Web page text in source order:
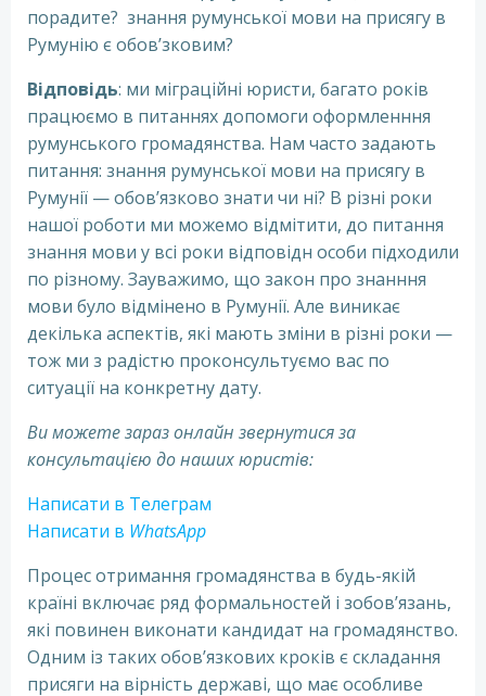
порадите? знання румунської мови на присягу в
Румунію є обов’зковим?
Відповідь: ми міграційні юристи, багато років
працюємо в питаннях допомоги оформленння
румунського громадянства. Нам часто задають
питання: знання румунської мови на присягу в
Румунії — обов’язково знати чи ні? В різні роки
нашої роботи ми можемо відмітити, до питання
знання мови у всі роки відповідн особи підходили
по різному. Зауважимо, що закон про знанння
мови було відмінено в Румунії. Але виникає
декілька аспектів, які мають зміни в різні роки —
тож ми з радістю проконсультуємо вас по
ситуації на конкретну дату.
Ви можете зараз онлайн звернутися за
консультацією до наших юристів:
Написати в Телеграм
Написати в WhatsApp
Процес отримання громадянства в будь-якій
країні включає ряд формальностей і зобов’язань,
які повинен виконати кандидат на громадянство.
Одним із таких обов’язкових кроків є складання
присяги на вірність державі, що має особливе